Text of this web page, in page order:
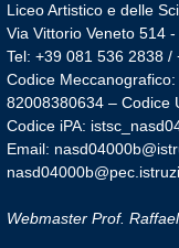
Liceo Artistico e delle
Via Vittorio Veneto 514
Tel: +39 081 536 2838
Codice
82008380634 – Codice
Codice iPA:
Email:
Webmaster Prof.